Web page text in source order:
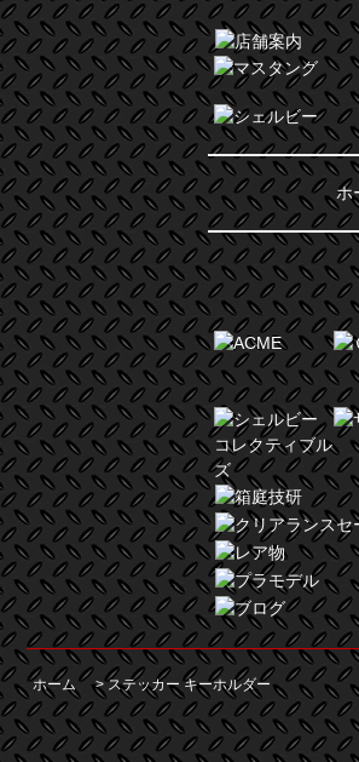
ホ
ホーム >ステッカー キーホルダー